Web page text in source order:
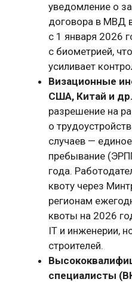
уведомление о
договора в МВД
с 1 января 2026
с биометрией,
усиливает
Визационные
США, Китай и
разрешение на
о
случаев —
пребывание
года.
квоту через
регионам
квоты на 2026
IT и инженерии,
строителей.
специалисты